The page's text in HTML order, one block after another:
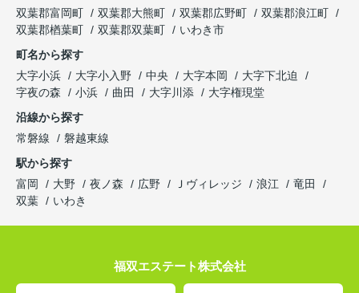
双葉郡富岡町
双葉郡大熊町 双葉郡広野町
双葉郡浪江町
双葉郡楢葉町
双葉郡双葉町
いわき市
町名から探す
大字小浜
大字小入野 中央 大字本岡
大字下北迫
字夜の森
小浜 曲田 大字川添
大字権現堂
沿線から探す
常磐線
磐越東線
駅から探す
富岡
大野 夜ノ森 広野 Ｊヴィレッジ 浪江
竜田
双葉
いわき
福双エステート株式会社